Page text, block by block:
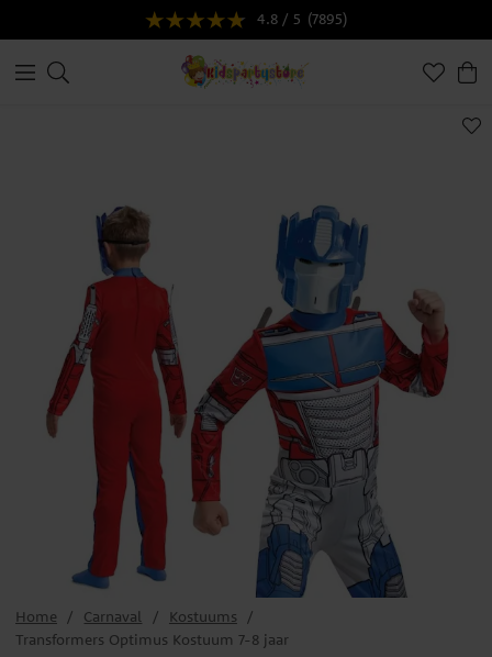
4.8 / 5 (7895)
Home Carnaval
Kostuums
Transformers Optimus Kostuum 7-8 jaar